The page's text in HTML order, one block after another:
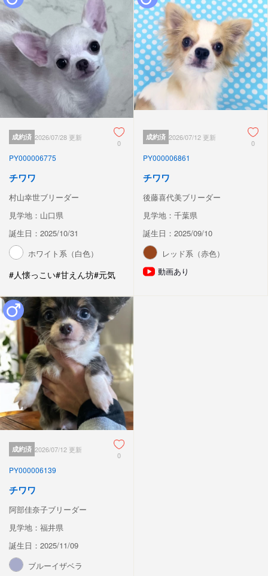
成約済 2026/07/28 更新
0
PY000006775
チワワ
村山幸世ブリーダー
見学地：山口県
誕生日：2025/10/31
ホワイト系（白色）
#人懐っこい#甘えん坊#元気
成約済 2026/07/12 更新
0
PY000006861
チワワ
後藤喜代美ブリーダー
見学地：千葉県
誕生日：2025/09/10
レッド系（赤色）
動画あり
成約済 2026/07/12 更新
0
PY000006139
チワワ
阿部佳奈子ブリーダー
見学地：福井県
誕生日：2025/11/09
ブルーイザベラ